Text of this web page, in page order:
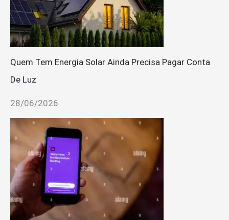
Quem Tem Energia Solar Ainda Precisa Pagar Conta
De Luz
28/06/2026